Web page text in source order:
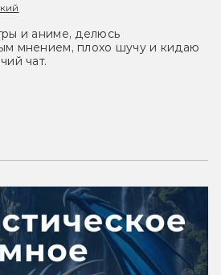
и аниме, делюсь
мнением, плохо шучу и кидаю
чат.